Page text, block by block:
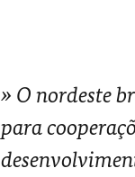
O nordeste
para